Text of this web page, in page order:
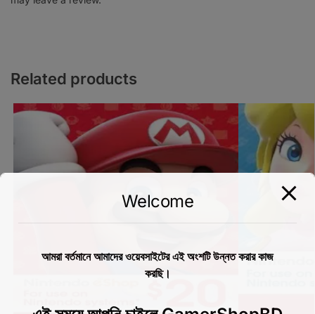
Related products
Welcome
আমরা বর্তমানে আমাদের ওয়েবসাইটের এই অংশটি উন্নত করার কাজ
করছি।